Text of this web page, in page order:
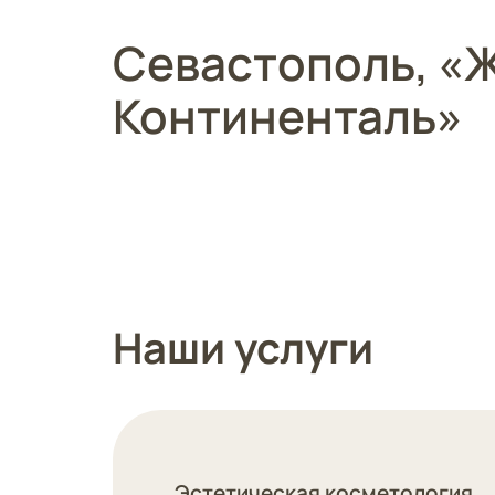
Севастополь,
Континенталь»
Наши услуги